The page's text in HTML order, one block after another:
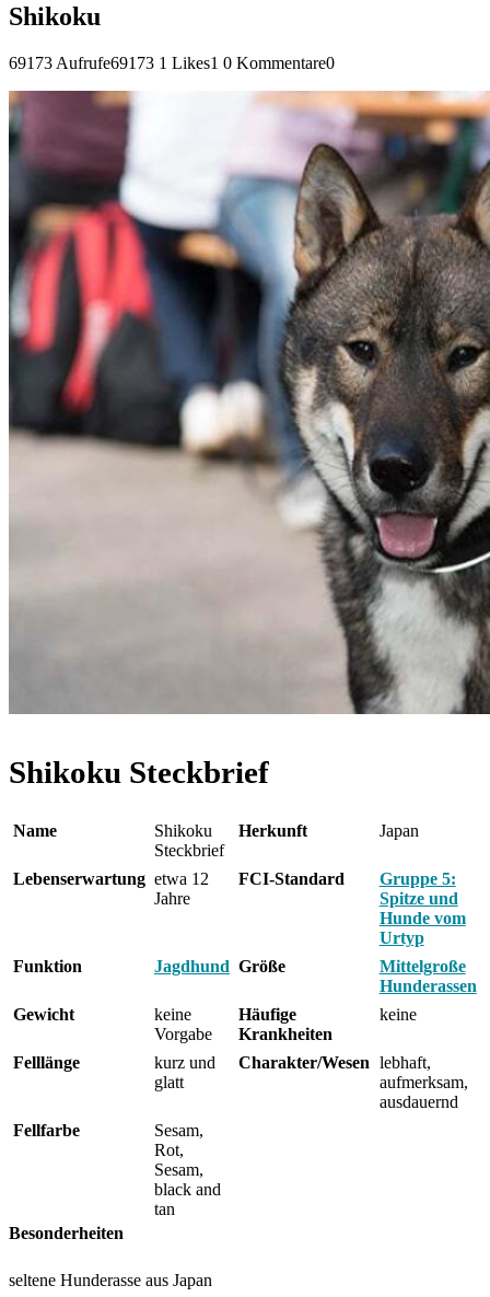
Shikoku
69173 Aufrufe69173 1 Likes1 0 Kommentare0
Shikoku Steckbrief
Name
Shikoku
Steckbrief
Herkunft Japan
Lebenserwartung etwa 12
Jahre
FCI-Standard
Gruppe 5:
Spitze und
Hunde vom
Urtyp
Funktion
Jagdhund Größe
Mittelgroße
Hunderassen
Gewicht
keine
Vorgabe
Häufige
Krankheiten
keine
Felllänge
kurz und
glatt
Charakter/Wesen lebhaft,
aufmerksam,
ausdauernd
Fellfarbe
Sesam,
Rot,
Sesam,
black and
tan
Besonderheiten
seltene Hunderasse aus Japan